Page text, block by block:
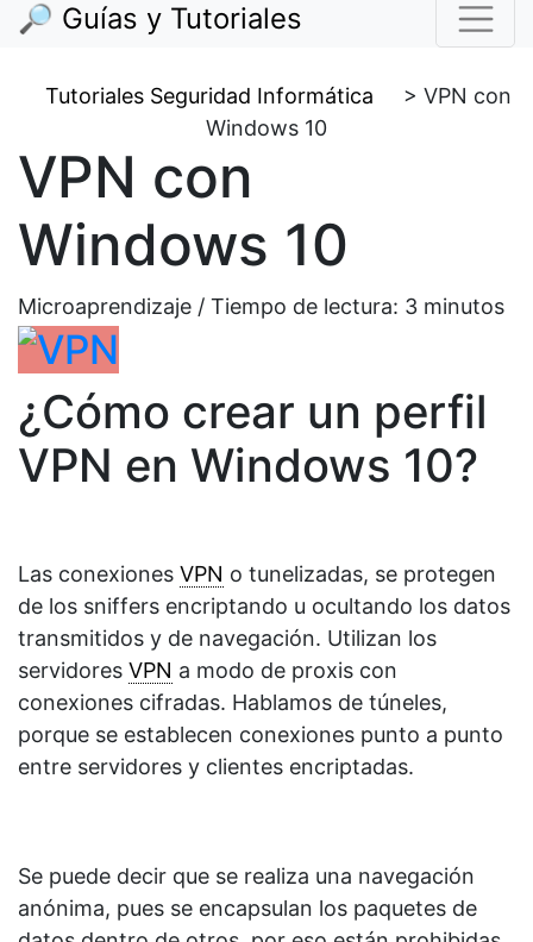
🔎 Guías y Tutoriales
Tutoriales Seguridad Informática > VPN con
Windows 10
VPN con
Windows 10
Microaprendizaje / Tiempo de lectura: 3 minutos
¿Cómo crear un perfil
VPN en Windows 10?
Las conexiones VPN o tunelizadas, se protegen
de los sniffers encriptando u ocultando los datos
transmitidos y de navegación. Utilizan los
servidores VPN a modo de proxis con
conexiones cifradas. Hablamos de túneles,
porque se establecen conexiones punto a punto
entre servidores y clientes encriptadas.
Se puede decir que se realiza una navegación
anónima, pues se encapsulan los paquetes de